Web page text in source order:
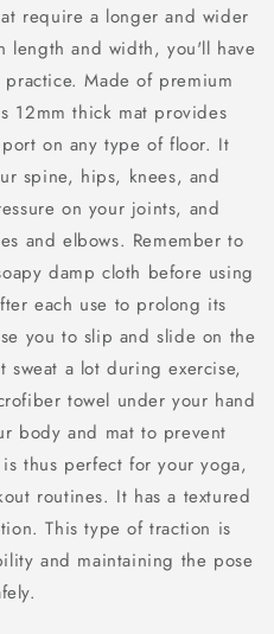
require a longer and wider
length and width, you'll have
Made of premium
12mm thick mat provides
on any type of floor. It
spine, hips, knees, and
on your joints, and
and elbows. Remember to
damp cloth before using
each use to prolong its
you to slip and slide on the
sweat a lot during exercise,
towel under your hand
body and mat to prevent
thus perfect for your yoga,
routines. It has a textured
This type of traction is
and maintaining the pose